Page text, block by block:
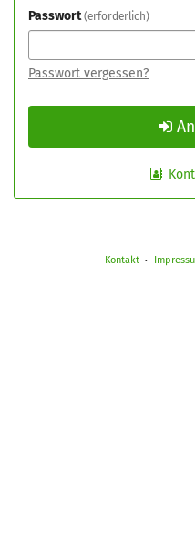
Passwort erforderlich
Passwort vergessen?
Kontakt